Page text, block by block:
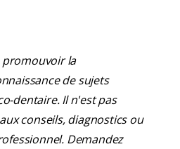
promouvoir la
de sujets
dentaire. Il n'est pas
conseils, diagnostics ou
Demandez